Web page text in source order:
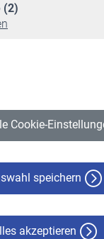
(2)
Cookie-
speichern
akzeptieren